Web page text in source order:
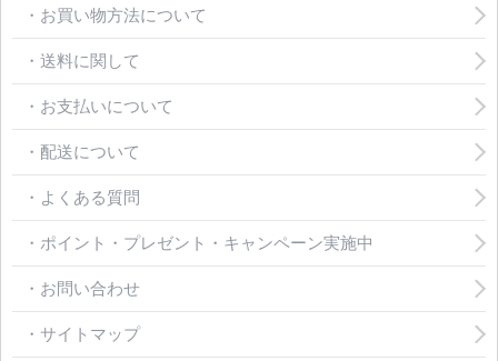
・お買い物方法について
・送料に関して
・お支払いについて
・配送について
・よくある質問
・ポイント・プレゼント・キャンペーン実施中
・お問い合わせ
・サイトマップ